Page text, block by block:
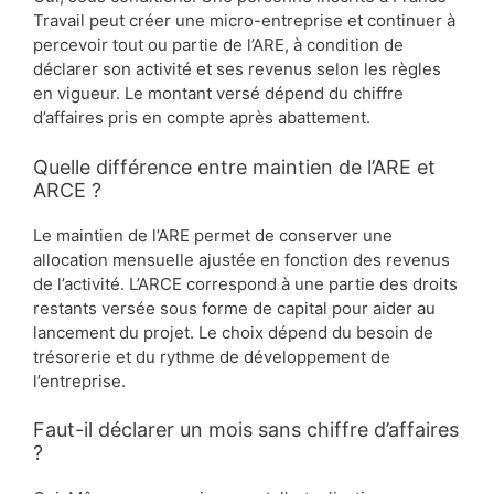
Travail peut créer une micro-entreprise et continuer à
percevoir tout ou partie de l’ARE, à condition de
déclarer son activité et ses revenus selon les règles
en vigueur. Le montant versé dépend du chiffre
d’affaires pris en compte après abattement.
Quelle différence entre maintien de l’ARE et
ARCE ?
Le maintien de l’ARE permet de conserver une
allocation mensuelle ajustée en fonction des revenus
de l’activité. L’ARCE correspond à une partie des droits
restants versée sous forme de capital pour aider au
lancement du projet. Le choix dépend du besoin de
trésorerie et du rythme de développement de
l’entreprise.
Faut-il déclarer un mois sans chiffre d’affaires
?